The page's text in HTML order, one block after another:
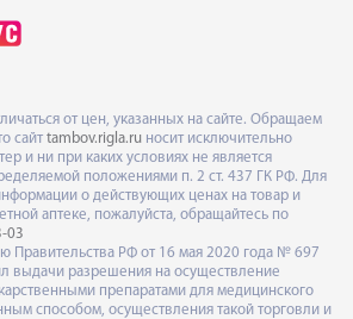
от цен, указанных на сайте. Обращаем
сайт tambov.rigla.ru носит исключительно
и ни при каких условиях не является
положениями п. 2 ст. 437 ГК РФ. Для
о действующих ценах на товар и
аптеке, пожалуйста, обращайтесь по
03
Правительства РФ от 16 мая 2020 года № 697
выдачи разрешения на осуществление
препаратами для медицинского
способом, осуществления такой торговли и